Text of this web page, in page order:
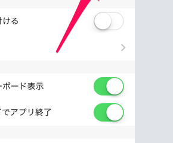
/home/yutastmf/yutas.net/public_html/wp/wp-content/themes/yutas2018/include/nav.php